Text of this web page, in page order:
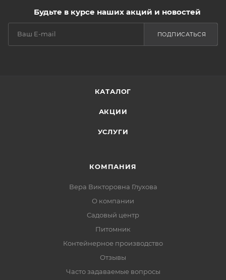
Будьте в курсе наших акций и новостей
ПОДПИСАТЬСЯ
КАТАЛОГ
АКЦИИ
УСЛУГИ
КОМПАНИЯ
Вера Викторовна Глухова
О компании
Садовый центр
Питомник
Контейнерное производство
Отзывы
Часто задаваемые вопросы